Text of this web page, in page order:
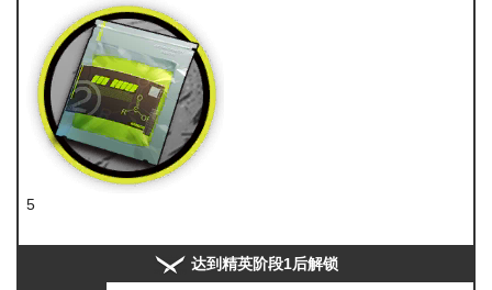
5
达到精英阶段1后解锁